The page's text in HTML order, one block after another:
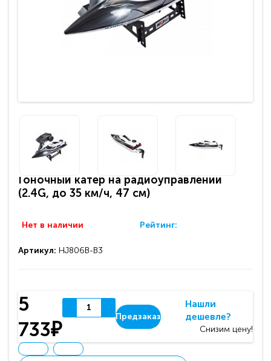
Гоночный катер на радиоуправлении
(2.4G, до 35 км/ч, 47 см)
Нет в наличии Рейтинг:
Артикул: HJ806B-B3
5
733₽
Предзаказ
Нашли
дешевле?
Снизим цену!